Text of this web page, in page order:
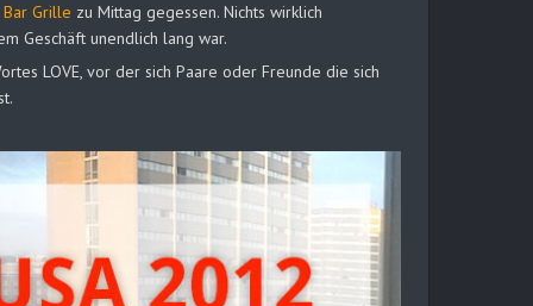
Bar Grille zu Mittag gegessen. Nichts wirklich
Geschäft unendlich lang war.
LOVE, vor der sich Paare oder Freunde die sich